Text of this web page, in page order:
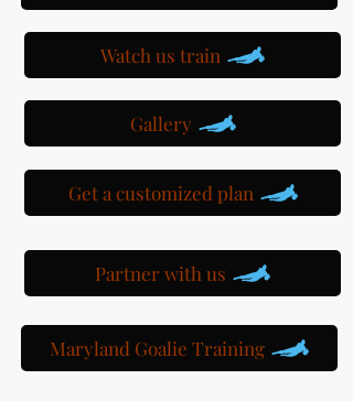
Watch us train
Gallery
Get a customized plan
Partner with us
Maryland Goalie Training